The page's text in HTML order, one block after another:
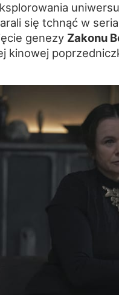
się tchnąć w
genezy Zakonu
kinowej